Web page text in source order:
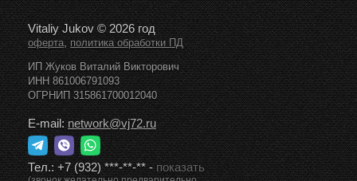
Vitaliy Jukov © 2026 год
оферта,политика обработки ПД
ИП Жуков Виталий Викторович
ИНН 861006791093
ОГРНИП 315861700012040
E-mail:network@vj72.ru
Тел.:+7 (932) ***-**-**-показать